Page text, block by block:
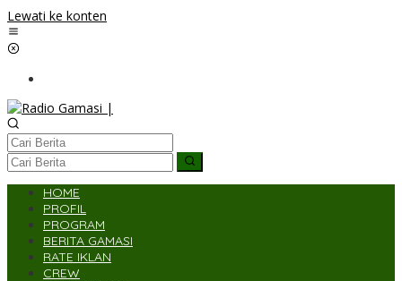
Lewati ke konten
HOME
PROFIL
PROGRAM
BERITA GAMASI
RATE IKLAN
CREW